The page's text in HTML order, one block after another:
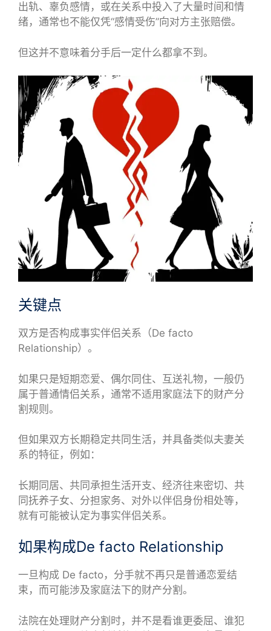
出轨、辜负感情，或在关系中投入了大量时间和情
绪，通常也不能仅凭“感情受伤”向对方主张赔偿。
但这并不意味着分手后一定什么都拿不到。
关键点
双方是否构成事实伴侣关系（De facto
Relationship）。
如果只是短期恋爱、偶尔同住、互送礼物，一般仍
属于普通情侣关系，通常不适用家庭法下的财产分
割规则。
但如果双方长期稳定共同生活，并具备类似夫妻关
系的特征，例如：
长期同居、共同承担生活开支、经济往来密切、共
同抚养子女、分担家务、对外以伴侣身份相处等，
就有可能被认定为事实伴侣关系。
如果构成De facto Relationship
一旦构成 De facto，分手就不再只是普通恋爱结
束，而可能涉及家庭法下的财产分割。
法院在处理财产分割时，并不是看谁更委屈、谁犯